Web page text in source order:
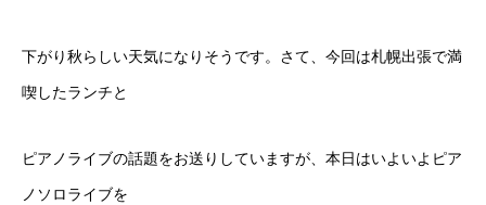
下がり秋らしい天気になりそうです。さて、今回は札幌出張で満
喫したランチと
ピアノライブの話題をお送りしていますが、本日はいよいよピア
ノソロライブを